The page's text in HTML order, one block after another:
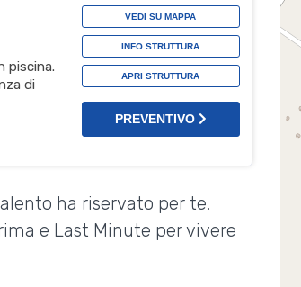
piscina.
di
VEDI SU MAPPA
INFO STRUTTURA
APRI STRUTTURA
PREVENTIVO
ha riservato per te.
e Last Minute per vivere